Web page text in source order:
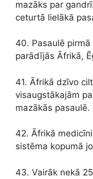
mazāks par
ceturtā lielākā
40. Pasaulē
parādījās Āfrikā,
41. Āfrikā dzīvo
visaugstākajām
mazākās pasaulē.
42. Āfrikā
sistēma kopumā
43. Vairāk nekā